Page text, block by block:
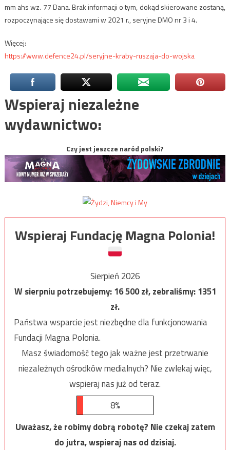
mm ahs wz. 77 Dana. Brak informacji o tym, dokąd skierowane zostaną,
rozpoczynające się dostawami w 2021 r., seryjne DMO nr 3 i 4.
Więcej:
https://www.defence24.pl/seryjne-kraby-ruszaja-do-wojska
Wspieraj niezależne
wydawnictwo:
Czy jest jeszcze naród polski?
Wspieraj Fundację Magna Polonia!
Sierpień 2026
W sierpniu potrzebujemy:16 500zł, zebraliśmy:1351
zł.
Państwa wsparcie jest niezbędne dla funkcjonowania
Fundacji Magna Polonia.
Masz świadomość tego jak ważne jest przetrwanie
niezależnych ośrodków medialnych? Nie zwlekaj więc,
wspieraj nas już od teraz.
8%
Uważasz, że robimy dobrą robotę? Nie czekaj zatem
do jutra, wspieraj nas od dzisiaj.